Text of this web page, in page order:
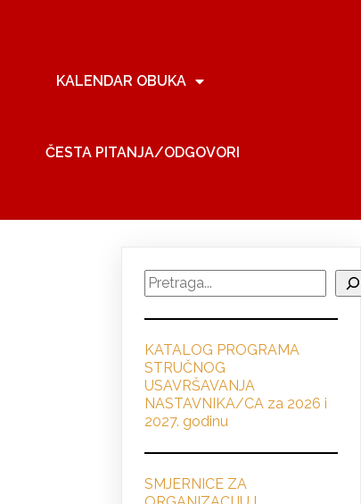
KALENDAR OBUKA
ČESTA PITANJA/ODGOVORI
Search
KATALOG PROGRAMA
STRUČNOG
USAVRŠAVANJA
NASTAVNIKA/CA za 2026 i
2027. godinu
SMJERNICE ZA